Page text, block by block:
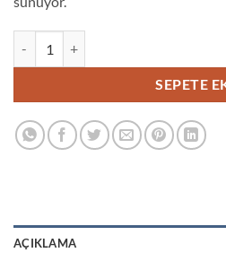
SEPETE
AÇIKLAMA